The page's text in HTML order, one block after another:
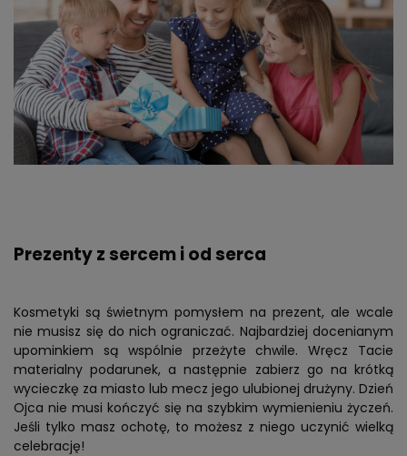
Prezenty z sercem i od serca
Kosmetyki są świetnym pomysłem na prezent, ale wcale
nie musisz się do nich ograniczać. Najbardziej docenianym
upominkiem są wspólnie przeżyte chwile. Wręcz Tacie
materialny podarunek, a następnie zabierz go na krótką
wycieczkę za miasto lub mecz jego ulubionej drużyny. Dzień
Ojca nie musi kończyć się na szybkim wymienieniu życzeń.
Jeśli tylko masz ochotę, to możesz z niego uczynić wielką
celebrację!